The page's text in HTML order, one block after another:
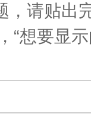
，请贴出
“想要显